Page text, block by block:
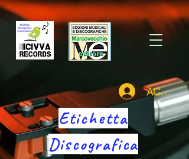
ACCEDI
Etichetta
Discografica